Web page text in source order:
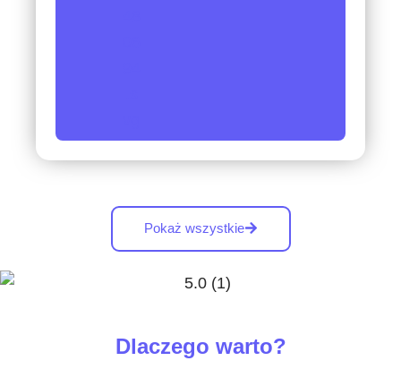
Pokaż wszystkie
Dlaczego warto?